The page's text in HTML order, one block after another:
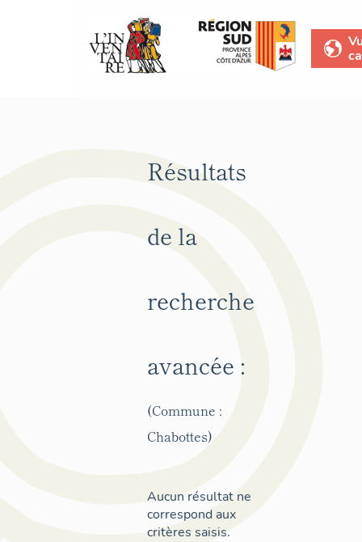
Résultats
de la
recherche
avancée :
(Commune :
Chabottes)
Aucun résultat ne
correspond aux
critères saisis.